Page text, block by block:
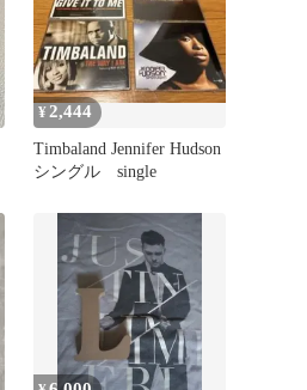
¥ 2,444
Timbaland Jennifer Hudson
シングル single